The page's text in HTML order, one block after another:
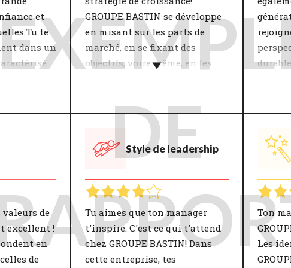
et
te
dans un
sein d'une
La
et
sur
à une
travail et
GROUPE BASTIN se développe
en misant sur les parts de
marché, en se fixant des
objectifs, voire même, en les
dans laquelle tu travailles
grandisse en révélant le
meilleur d'elle-même.
l'entreprise a un impact
énorme sur ton
épanouissement. Elle
détermine notamment ton
approche de travail. Parmi les
points de développement
prend
au
dans
travail.
valeurs de
excellent !
en
de
Style de leadership
Tu aimes que ton manager
t'inspire. C'est ce qui t'attend
chez GROUPE BASTIN! Dans
cette entreprise, tes
Ton
Les
DE